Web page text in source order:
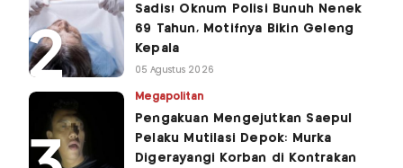
Sadis! Oknum Polisi Bunuh Nenek
69 Tahun, Motifnya Bikin Geleng
Kepala
05 Agustus 2026
Megapolitan
Pengakuan Mengejutkan Saepul
Pelaku Mutilasi Depok: Murka
Digerayangi Korban di Kontrakan